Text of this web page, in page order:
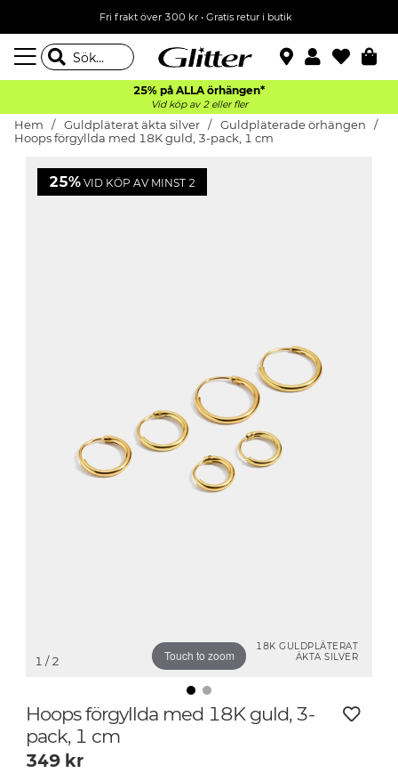
Fri frakt över 300 kr• Gratis retur i butik
25% på ALLA örhängen*
Vid köp av 2 eller fler
Hem Guldpläterat äkta silver
Guldpläterade örhängen
Hoops förgyllda med 18K guld, 3-pack, 1 cm
25% VID KÖP AV MINST 2
18K GULDPLÄTERAT
ÄKTA SILVER
Touch to zoom
1 / 2
Hoops förgyllda med 18K guld, 3-
pack, 1 cm
349 kr